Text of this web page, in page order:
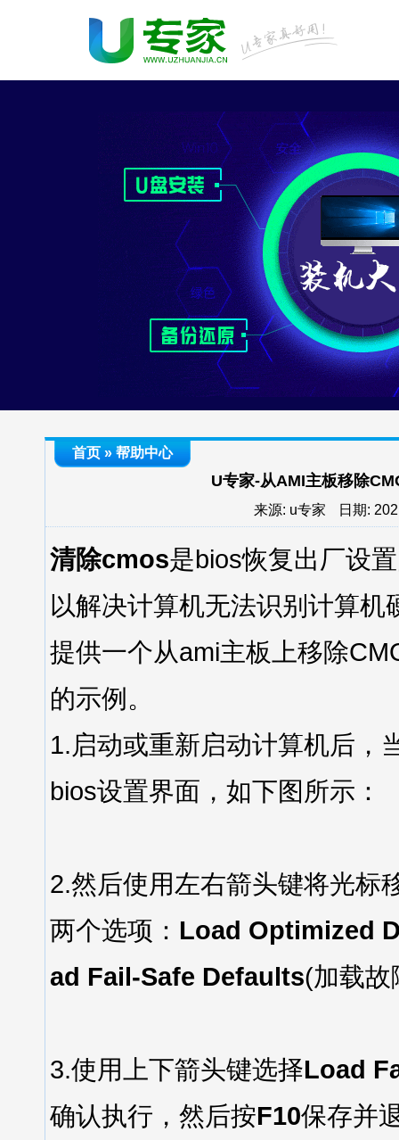
首页»帮助中心
U专家-从AMI主板移除
来源: u专家 日期:
清除cmos是bios恢复出厂设
以解决计算机无法识别计算
提供一个从ami主板上移除
的示例。
1.启动或重新启动计算机后，
bios设置界面，如下图所示：
2.然后使用左右箭头键将光标
两个选项： Load Optimized
ad Fail-Safe Defaults(加载故
3.使用上下箭头键选择Load
确认执行，然后按F10保存并